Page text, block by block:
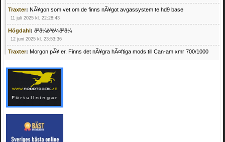
Traxter: NÃ¥gon som vet om de finns nÃ¥got avgassystem te hd9 base
11 juli 2025 kl. 22:28:43
Högdahl: ðªð¼ðªð¼ðªð¼
12 juni 2025 kl. 23:53:36
Traxter: Morgon pÃ¥ er. Finns det nÃ¥gra hÃ¤ftiga mods till Can-am xmr 700/1000
Mrhandsome:SÃ¶ker defekta/trasiga fyrhjulingar. Jag betalar bra och du kan nÃ¥ mig
pÃ¥ 0709955029 eller hv.alexandersson@gmail.com ifall du har en som du vill sÃ¤lja
mvh Hugo
21 februari 2025 kl. 09:25:52
Oscar5:NÃ¥gon som vet vad man kan begÃ¤ra fÃ¶r en Honda TRX 350 FE 2005
4 februari 2025 kl. 19:20:50
Oscar5:44